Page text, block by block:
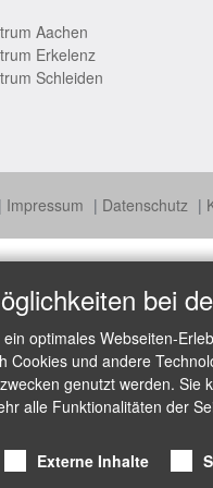
Aachen
Erkelenz
Schleiden
Impressum Datenschutz
bei
optimales Webseiten-
Cookies und andere
genutzt werden. Sie
alle Funktionalitäten der
Externe Inhalte